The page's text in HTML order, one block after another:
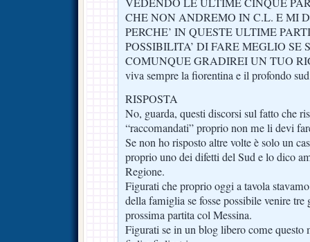
VEDENDO LE ULTIME CINQUE
CHE NON ANDREMO IN C.L. E MI
PERCHE’ IN QUESTE ULTIME
POSSIBILITA’ DI FARE MEGLIO
COMUNQUE GRADIREI UN
viva sempre la fiorentina e il profondo sud
RISPOSTA
No, guarda, questi discorsi sul fatto che
“raccomandati” proprio non me li devi
Se non ho risposto altre volte è solo un
proprio uno dei difetti del Sud e lo dico
Regione.
Figurati che proprio oggi a tavola
della famiglia se fosse possibile venire
prossima partita col Messina.
Figurati se in un blog libero come questo